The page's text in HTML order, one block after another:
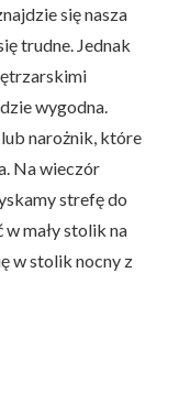
się nasza
trudne. Jednak
wygodna.
narożnik, które
Na wieczór
strefę do
mały stolik na
w stolik nocny z